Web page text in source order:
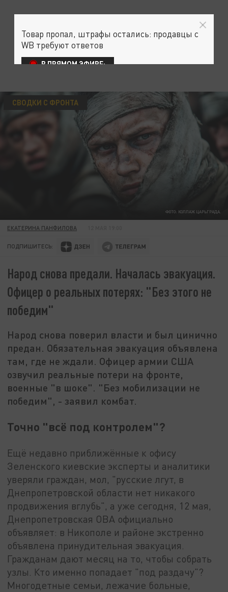
ФОТО: КОЛЛАЖ ЦАРЬГРАДА.
СВОДКИ С ФРОНТА
ЕКАТЕРИНА ПАНФИЛОВА
ПОДПИШИТЕСЬ:
Народ снова предали. Началась эвакуация.
Офицер о реальных потерях: "Без этого не
победим"
Народ снова поверил власти и был цинично
предан. Обязательная эвакуация объявлена
там, где не ждали. Офицер армии США
озвучил реальные потери на фронте,
военные "в шоке". "Без мобилизации не
победим", - заявил комбат.
Точно "всё под контролем"?
Ещё недавно приближённые к офису
Зеленского киевские эксперты и аналитики
уверяли граждан, мол, "русские лгут, в
Днепропетровской области нет никакого
продвижения вглубь", а уже сегодня, 12 мая,
Днепропетровская ОВА официально
объявляет: в Никополе и районе экстренно
объявлена принудительная эвакуация.
Гражданам дают месяц на то, чтобы собрать
узлы. Кто именно попадает "под раздачу"?
Многодетные семьи, лежачие больные,
Товар пропал, штрафы остались: продавцы с
WB требуют ответов
В ПРЯМОМ ЭФИРЕ: